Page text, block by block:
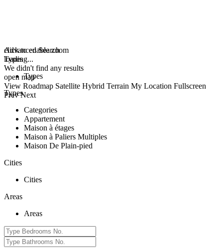
click to enable zoom
loading...
We didn't find any results
open map
View Roadmap Satellite Hybrid Terrain My Location Fullscreen
Prev Next
Advanced Search
Types
Types
Types
Categories
Appartement
Maison à étages
Maison à Paliers Multiples
Maison De Plain-pied
Cities
Cities
Areas
Areas